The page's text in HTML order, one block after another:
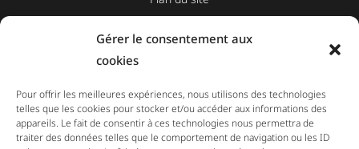
Gérer le consentement aux
cookies
Pour offrir les meilleures expériences, nous utilisons des technologies
telles que les cookies pour stocker et/ou accéder aux informations des
appareils. Le fait de consentir à ces technologies nous permettra de
traiter des données telles que le comportement de navigation ou les ID
PRENDRE RENDEZ-VOUS
PRENDRE CONTACT